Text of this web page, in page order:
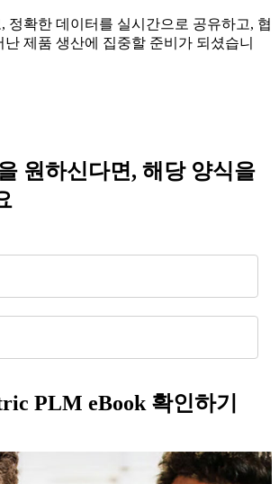
정확한 데이터를 실시간으로 공유하고, 협
제품 생산에 집중할 준비가 되셨습니
원하신다면, 해당 양식을
PLM eBook 확인하기